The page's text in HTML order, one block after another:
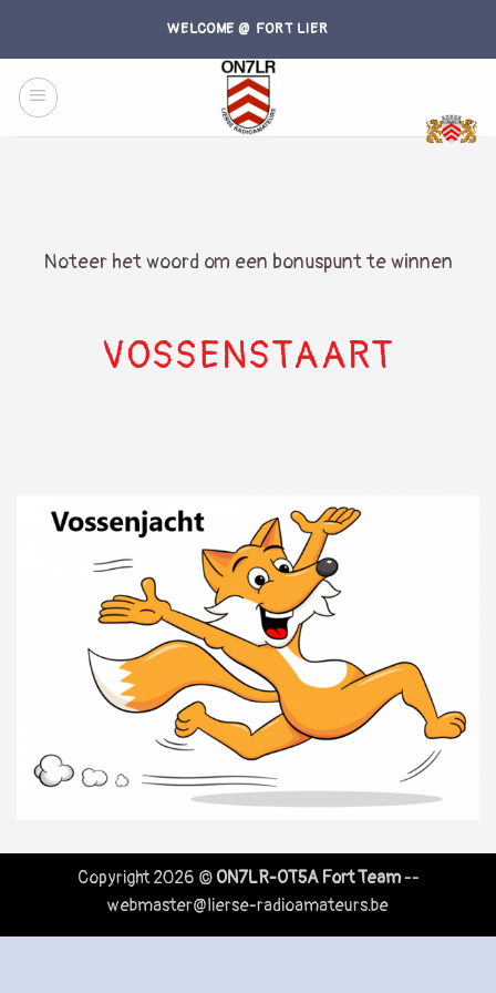
content
WELCOME @ FORT LIER
Noteer het woord om een bonuspunt te winnen
VOSSENSTAART
Copyright 2026 © ON7LR-OT5A Fort Team--
webmaster@lierse-radioamateurs.be